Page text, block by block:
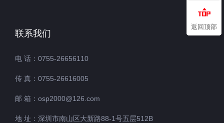
联系我们
电 话：0755-26656110
传 真：0755-26616005
邮 箱：osp2000@126.com
地 址：深圳市南山区大新路88-1号五层512B
返回顶部